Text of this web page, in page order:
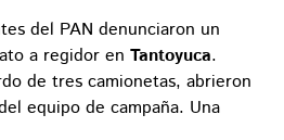
del PAN denunciaron un
a regidor en Tantoyuca.
de tres camionetas, abrieron
equipo de campaña. Una